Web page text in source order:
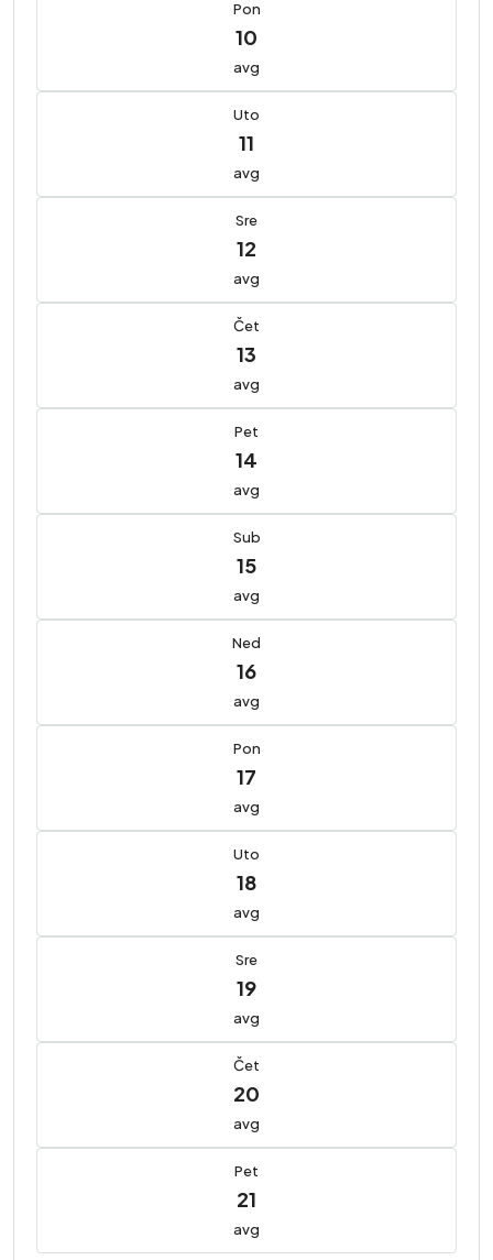
Pon
10
avg
Uto
11
avg
Sre
12
avg
Čet
13
avg
Pet
14
avg
Sub
15
avg
Ned
16
avg
Pon
17
avg
Uto
18
avg
Sre
19
avg
Čet
20
avg
Pet
21
avg